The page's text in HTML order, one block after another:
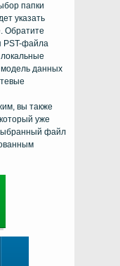
папки
указать
Обратите
PST-файла
модель данных
вы также
уже
файл